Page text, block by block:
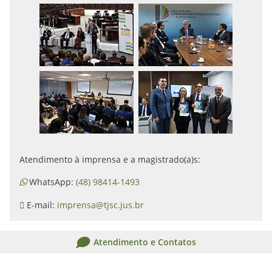
Atendimento à imprensa e a magistrado(a)s:
WhatsApp: (48) 98414-1493
E-mail: imprensa@tjsc.jus.br
Atendimento e Contatos